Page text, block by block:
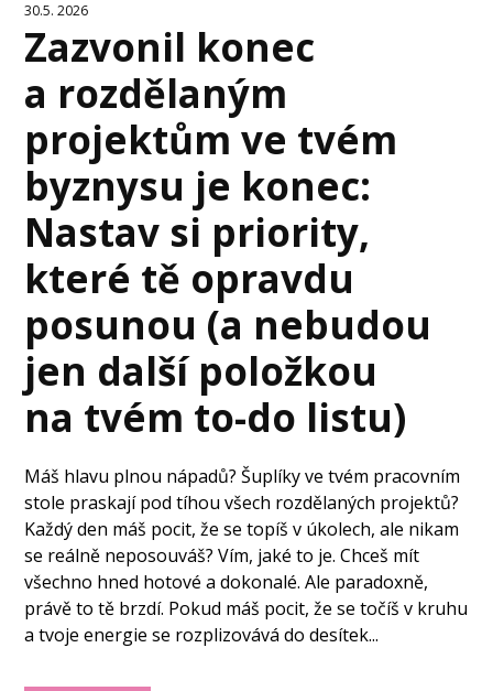
30.5. 2026
Zazvonil konec
a rozdělaným
projektům ve tvém
byznysu je konec:
Nastav si priority,
které tě opravdu
posunou (a nebudou
jen další položkou
na tvém to-do listu)
Máš hlavu plnou nápadů? Šuplíky ve tvém pracovním
stole praskají pod tíhou všech rozdělaných projektů?
Každý den máš pocit, že se topíš v úkolech, ale nikam
se reálně neposouváš? Vím, jaké to je. Chceš mít
všechno hned hotové a dokonalé. Ale paradoxně,
právě to tě brzdí. Pokud máš pocit, že se točíš v kruhu
a tvoje energie se rozplizovává do desítek...